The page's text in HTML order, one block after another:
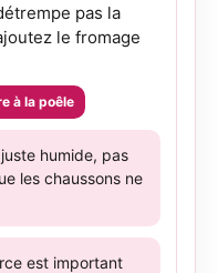
pas la
le fromage
à la poêle
humide, pas
les chaussons ne
est important